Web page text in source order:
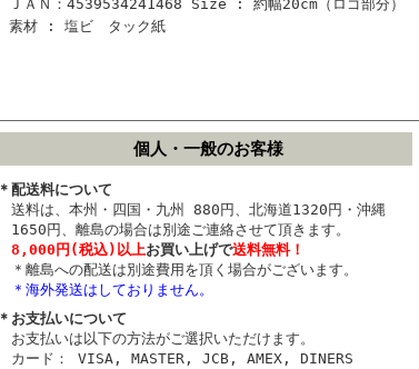
ＪＡＮ：4539534241468 Size : 約幅20cm（ロゴ部分）
素材 : 塩ビ タック紙
個人・一般のお客様
＊配送料について
送料は、本州・四国・九州 880円、北海道1320円・沖縄
1650円、離島の場合は別途ご連絡させて頂きます。
8,000円(税込)以上お買い上げで送料無料！
＊離島への配送は別途費用を頂く場合がございます。
＊海外発送はしておりません。
＊お支払いについて
お支払いは以下の方法がご選択いただけます。
カード： VISA, MASTER, JCB, AMEX, DINERS